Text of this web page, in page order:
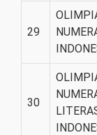
29
30